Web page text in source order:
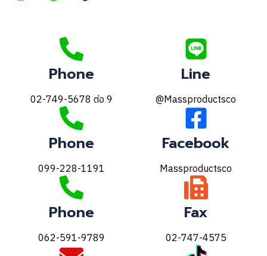
Phone
02-749-5678 ต่อ 9
Phone
099-228-1191
Phone
062-591-9789
Line
@Massproductsco
Facebook
Massproductsco
Fax
02-747-4575